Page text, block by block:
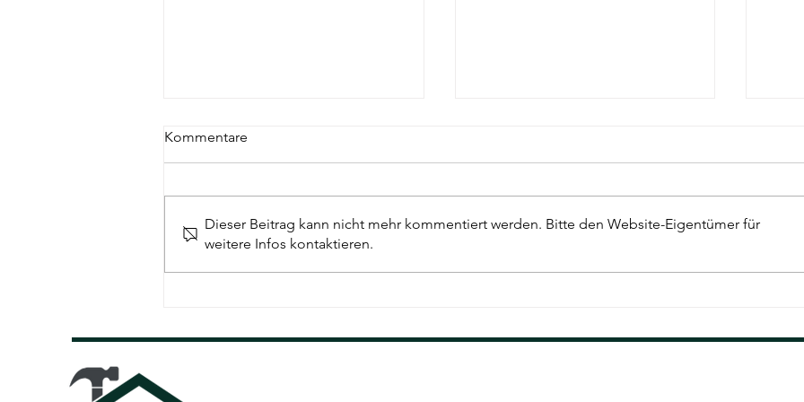
Die ungewöhnlichsten Funde
und oft übersehen wird
Entrümpelung in 24 Stunden:
Kommentare
Dieser Beitrag kann nicht mehr kommentiert werden. Bitte den Website-Eigentümer für
weitere Infos kontaktieren.